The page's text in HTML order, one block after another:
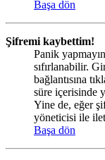
Başa dön
Şifremi kaybettim!
Panik
sıfırlanabilir.
bağlantısına
süre içerisinde
Yine de, eğer
yöneticisi ile
Başa dön